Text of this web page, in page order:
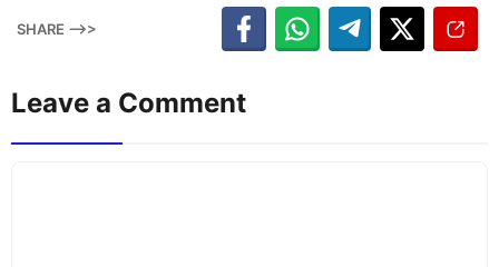
SHARE -->>
Leave a Comment